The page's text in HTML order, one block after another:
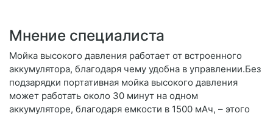
Мнение специалиста
Мойка высокого давления работает от встроенного
аккумулятора, благодаря чему удобна в управлении.Без
подзарядки портативная мойка высокого давления
может работать около 30 минут на одном
аккумуляторе, благодаря емкости в 1500 мАч, – этого